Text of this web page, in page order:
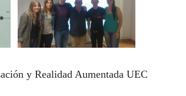
y Realidad Aumentada UEC